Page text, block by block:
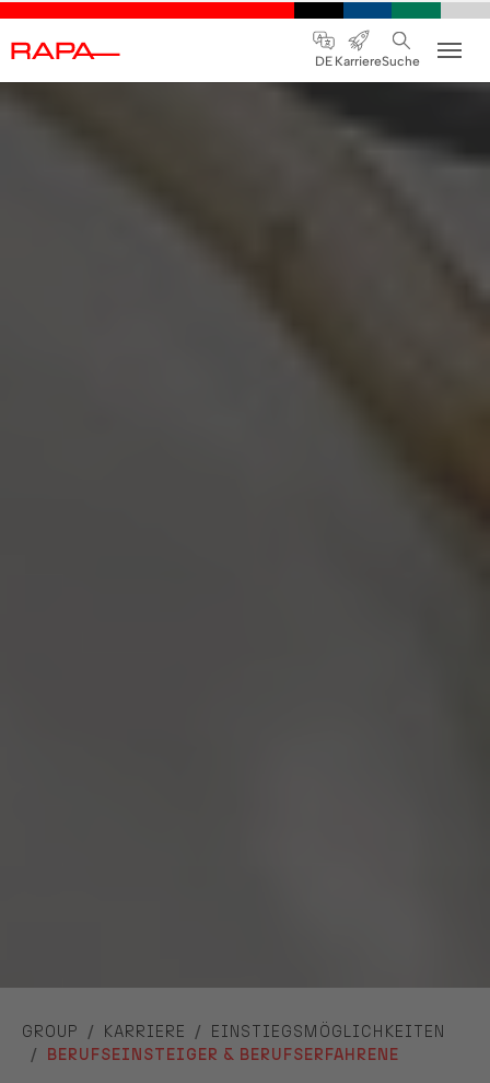
GROUP KARRIERE
EINSTIEGSMÖGLICHKEITEN
BERUFSEINSTEIGER & BERUFSERFAHRENE